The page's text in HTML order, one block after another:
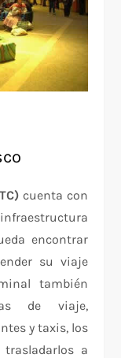
cuenta con
encontrar
su viaje
también
de viaje,
y taxis, los
a